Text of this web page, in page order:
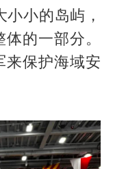
小的岛屿，
的一部分。
来保护海域安